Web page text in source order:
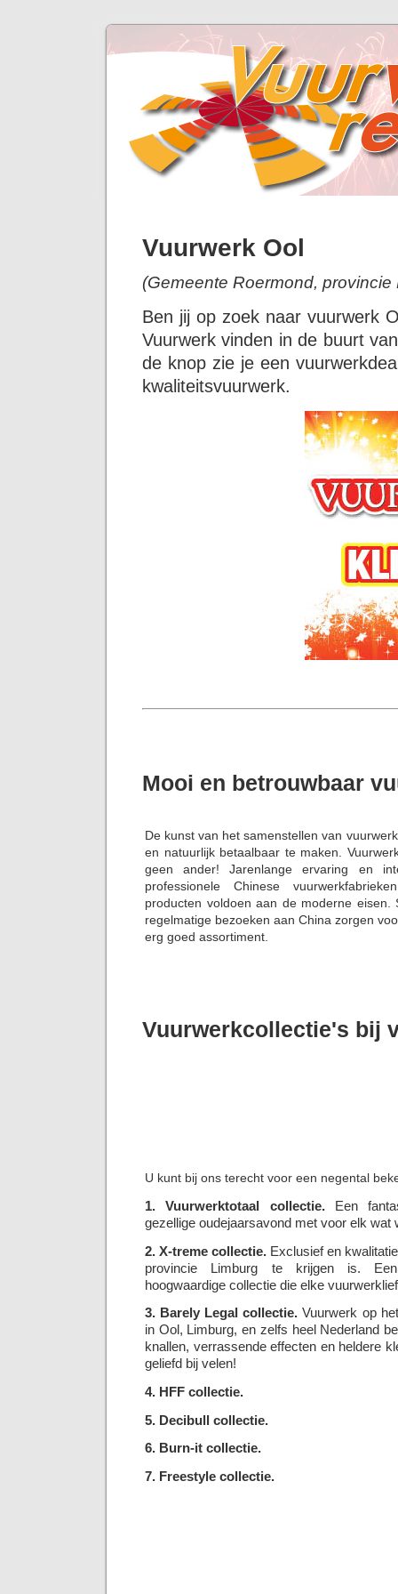
Vuurwerk Ool
(Gemeente Roermond, provincie
Ben jij op zoek naar vuurwerk
Vuurwerk vinden in de buurt
de knop zie je een
kwaliteitsvuurwerk.
Mooi en betrouwbaar
De kunst van het samenstellen van
en natuurlijk betaalbaar te maken.
geen ander! Jarenlange ervaring en
professionele Chinese
producten voldoen aan de moderne eisen.
regelmatige bezoeken aan China zorgen
erg goed assortiment.
Vuurwerkcollectie's bij
U kunt bij ons terecht voor een negental
1. Vuurwerktotaal collectie.Een
gezellige oudejaarsavond met voor elk wat
2. X-treme collectie. Exclusief en
provincie Limburg te krijgen is.
hoogwaardige collectie die elke
3. Barely Legal collectie. Vuurwerk op
in Ool, Limburg, en zelfs heel Nederland
knallen, verrassende effecten en heldere
geliefd bij velen!
4. HFF collectie.
5. Decibull collectie.
6. Burn-it collectie.
7. Freestyle collectie.